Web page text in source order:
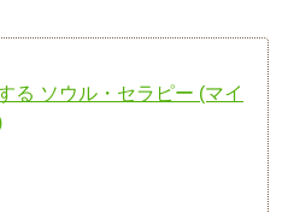
る ソウル・セラピー (マイ